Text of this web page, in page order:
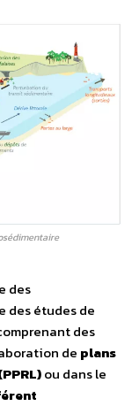
des
des études de
des
de plans
ou dans le